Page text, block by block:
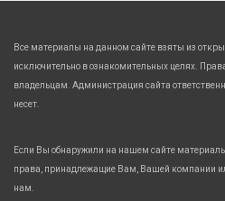
Все материалы на данном сайте взяты из
исключительно в ознакомительных целях.
владельцам. Администрация сайта
несет.
Если Вы обнаружили на нашем сайте
права, принадлежащие Вам, Вашей компании
нам.